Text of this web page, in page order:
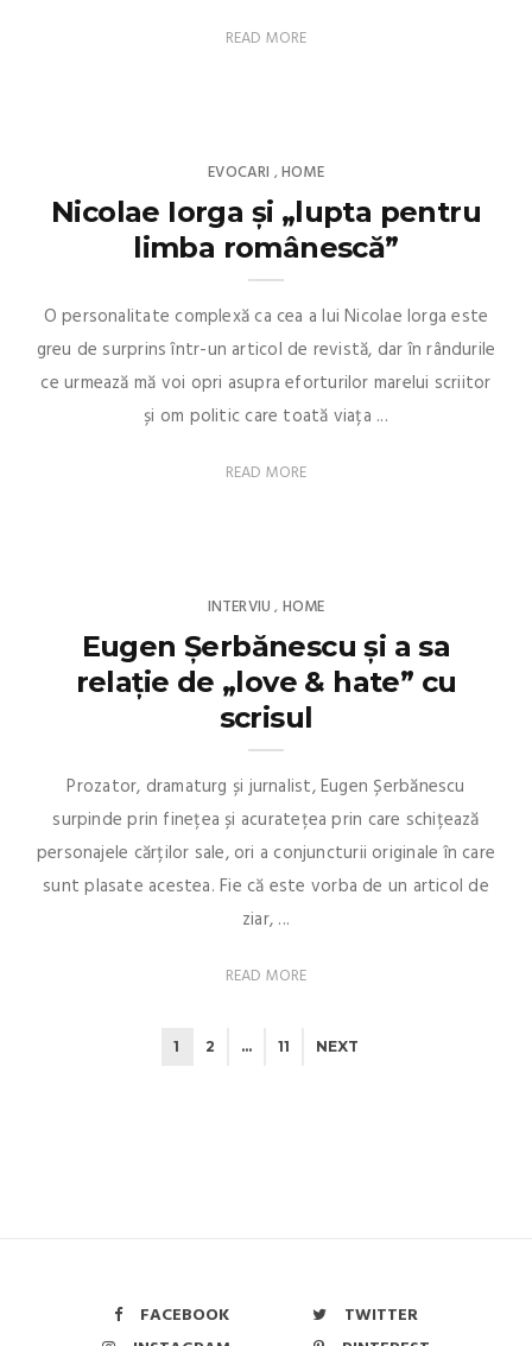
READ MORE
EVOCARI ,HOME
Nicolae Iorga și „lupta pentru
limba românescă”
O personalitate complexă ca cea a lui Nicolae Iorga este
greu de surprins într-un articol de revistă, dar în rândurile
ce urmează mă voi opri asupra eforturilor marelui scriitor
și om politic care toată viața ...
READ MORE
INTERVIU , HOME
Eugen Șerbănescu și a sa
relație de „love & hate” cu
scrisul
Prozator, dramaturg și jurnalist, Eugen Șerbănescu
surpinde prin finețea și acuratețea prin care schițează
personajele cărților sale, ori a conjuncturii originale în care
sunt plasate acestea. Fie că este vorba de un articol de
ziar, ...
READ MORE
1 2 … 11 NEXT
FACEBOOK
TWITTER